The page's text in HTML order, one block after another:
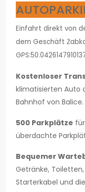
Einfahrt direkt von
dem Geschäft
Kostenloser
klimatisierten Auto
Bahnhof von Balice.
500 Parkplätze
überdachte
Bequemer
Getränke,
Starterkabel und